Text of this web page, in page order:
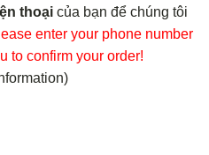
thoại của bạn để chúng tôi
enter your phone number
to confirm your order!